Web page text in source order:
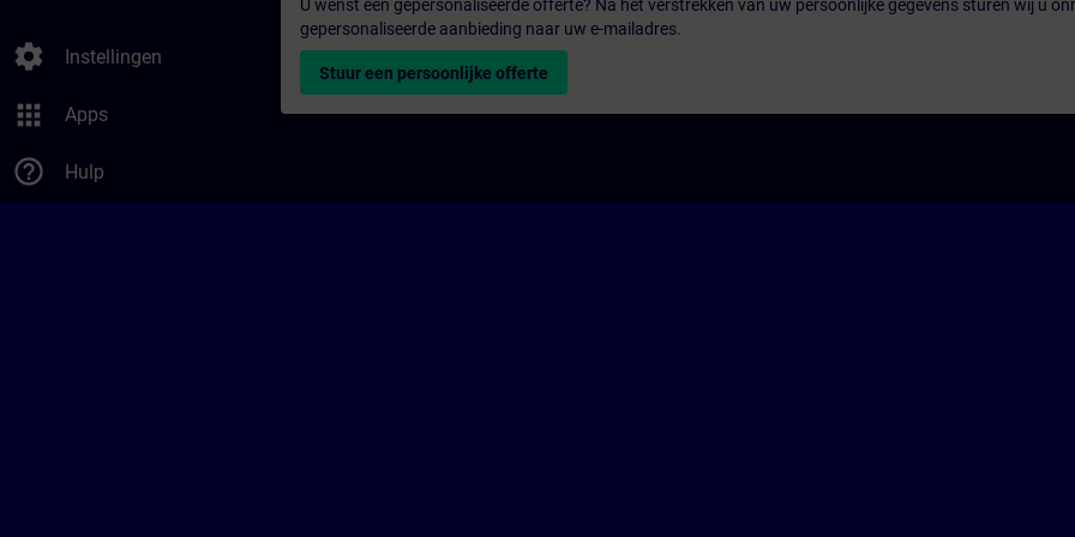
settings Instellingen
apps Apps
help_outline Hulp
U wenst een gepersonaliseerde offerte? Na het verstrekken van uw persoonlijke gegevens sturen wij u
gepersonaliseerde aanbieding naar uw e-mailadres.
Stuur een persoonlijke offerte